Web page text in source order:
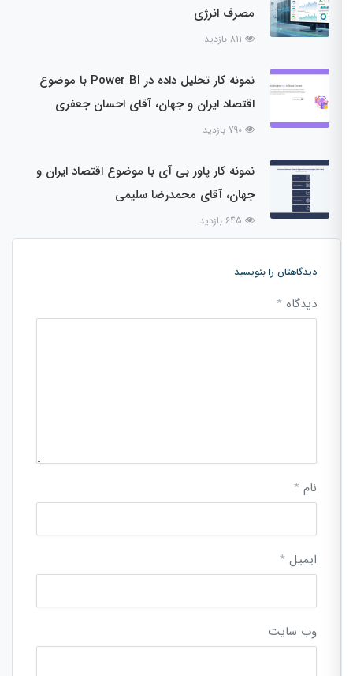
مصرف انرژی
811 بازدید
نمونه کار تحلیل داده در Power BI با موضوع
اقتصاد ایران و جهان، آقای احسان جعفری
790 بازدید
نمونه کار پاور بی آی با موضوع اقتصاد ایران و
جهان، آقای محمدرضا سلیمی
645 بازدید
دیدگاهتان را بنویسید
دیدگاه*
نام*
ایمیل*
وب‌ سایت